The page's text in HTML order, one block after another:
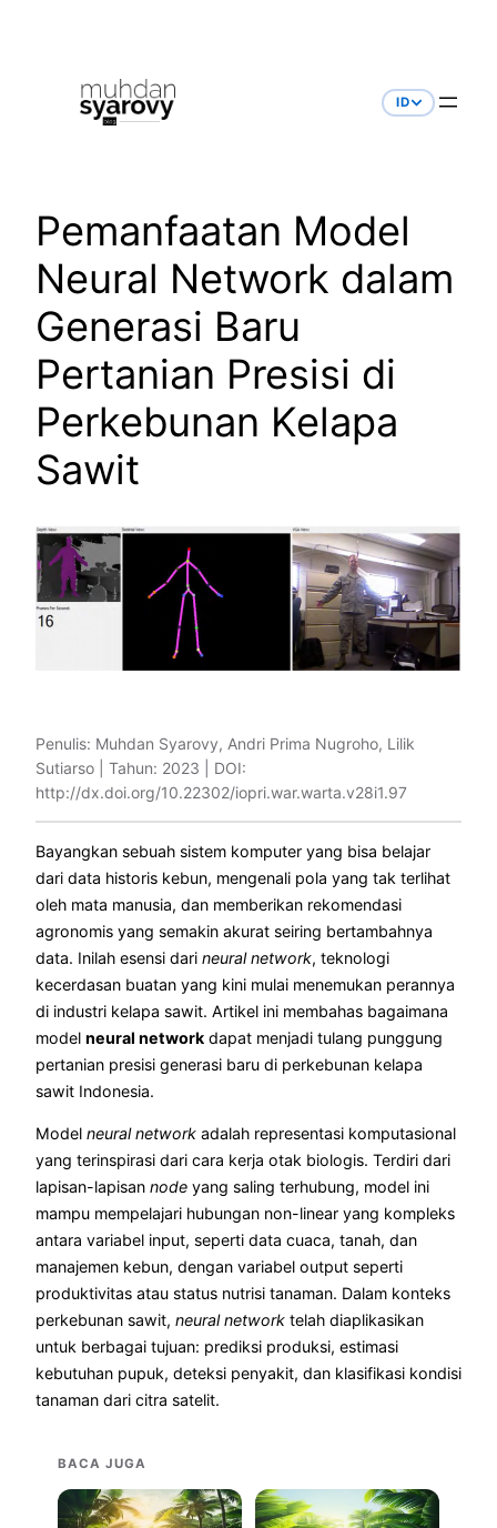
ID
Pemanfaatan Model
Neural Network dalam
Generasi Baru
Pertanian Presisi di
Perkebunan Kelapa
Sawit
Penulis: Muhdan Syarovy, Andri Prima Nugroho, Lilik
Sutiarso | Tahun: 2023 | DOI:
http://dx.doi.org/10.22302/iopri.war.warta.v28i1.97
Bayangkan sebuah sistem komputer yang bisa belajar
dari data historis kebun, mengenali pola yang tak terlihat
oleh mata manusia, dan memberikan rekomendasi
agronomis yang semakin akurat seiring bertambahnya
data. Inilah esensi dari neural network, teknologi
kecerdasan buatan yang kini mulai menemukan perannya
di industri kelapa sawit. Artikel ini membahas bagaimana
model neural network dapat menjadi tulang punggung
pertanian presisi generasi baru di perkebunan kelapa
sawit Indonesia.
Model neural network adalah representasi komputasional
yang terinspirasi dari cara kerja otak biologis. Terdiri dari
lapisan-lapisan node yang saling terhubung, model ini
mampu mempelajari hubungan non-linear yang kompleks
antara variabel input, seperti data cuaca, tanah, dan
manajemen kebun, dengan variabel output seperti
produktivitas atau status nutrisi tanaman. Dalam konteks
perkebunan sawit, neural network telah diaplikasikan
untuk berbagai tujuan: prediksi produksi, estimasi
kebutuhan pupuk, deteksi penyakit, dan klasifikasi kondisi
tanaman dari citra satelit.
BACA JUGA